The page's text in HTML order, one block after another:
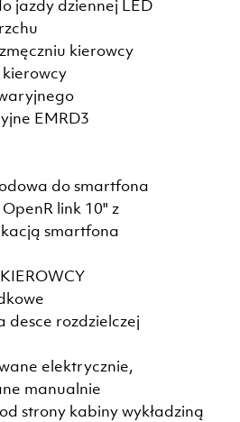
jazdy dziennej LED
kierowcy
EMRD3
do smartfona
link 10" z
smartfona
desce rozdzielczej
elektrycznie,
manualnie
strony kabiny wykładziną